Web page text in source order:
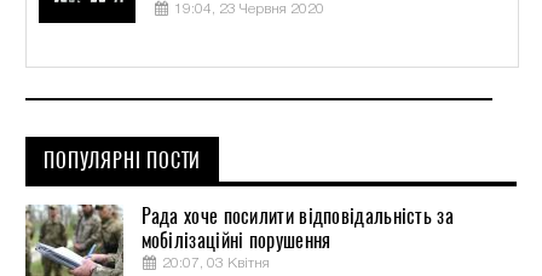
19:04, 23 Червня 2020
ПОПУЛЯРНІ ПОСТИ
Рада хоче посилити відповідальність за
мобілізаційні порушення
20:07, 03 Квітня